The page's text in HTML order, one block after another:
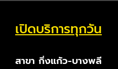
เปิดบริการทุกวัน
สาขา กิ่งแก้ว-บางพลี